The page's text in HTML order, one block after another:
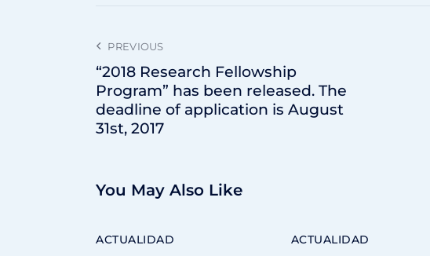
PREVIOUS
“2018 Research Fellowship
Program” has been released. The
deadline of application is August
31st, 2017
You May Also Like
ACTUALIDAD ACTUALIDAD